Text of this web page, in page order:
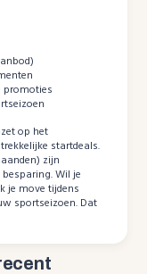
promoties
op het
startdeals.
zijn
Wil je
je move tijdens
sportseizoen. Dat